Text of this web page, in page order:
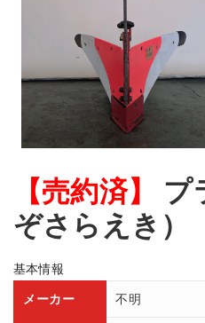
【売約済】
プ
ぞさらえき）
基本情報
メーカー
不明